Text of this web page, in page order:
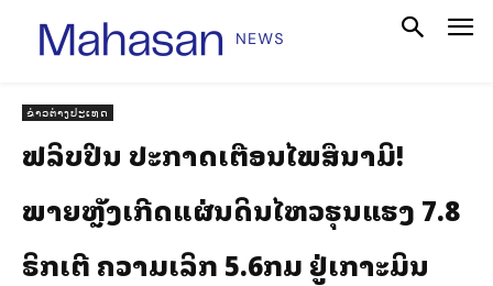
ຂ່າວຕ່າງປະເທດ
ຟີລິບປິນ ປະກາດເຕືອນໄພສຶນາມິ!
ພາຍຫຼັງເກີດແຜ່ນດິນໄຫວຮຸນແຮງ 7.8
ຣິກເຕີ ຄວາມເລິກ 5.6ກມ ຢູ່ເກາະມິນ